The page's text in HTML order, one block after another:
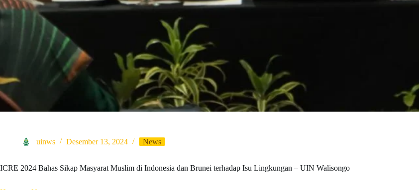
uinws Desember 13, 2024 News
ICRE 2024 Bahas Sikap Masyarat Muslim di Indonesia dan Brunei terhadap Isu Lingkungan – UIN Walisongo